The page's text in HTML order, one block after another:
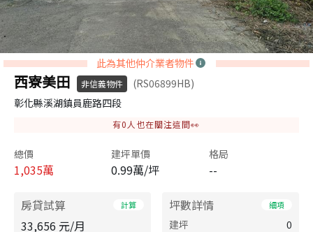
此為其他仲介業者物件
西寮美田 非信義物件
(RS06899HB)
彰化縣溪湖鎮員鹿路四段
有0 人也在關注這間👀
總價
1,035萬
建坪單價
0.99萬/坪
格局
--
房貸試算 計算
33,656 元/月
坪數詳情 細項
建坪
0